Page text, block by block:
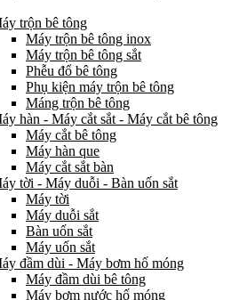
trộn bê tông
Máy trộn bê tông inox
Máy trộn bê tông sắt
Phễu đổ bê tông
Phụ kiện máy trộn bê tông
Máng trộn bê tông
hàn - Máy cắt sắt - Máy cắt bê tông
Máy cắt bê tông
Máy hàn que
Máy cắt sắt bàn
tời - Máy duỗi - Bàn uốn sắt
Máy tời
Máy duỗi sắt
Bàn uốn sắt
Máy uốn sắt
đầm dùi - Máy bơm hố móng
Máy đầm dùi bê tông
Máy bơm nước hố móng